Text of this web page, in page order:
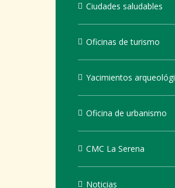
Ciudades saludables
Oficinas de turismo
Yacimientos
Oficina de urbanismo
CMC La Serena
Noticias